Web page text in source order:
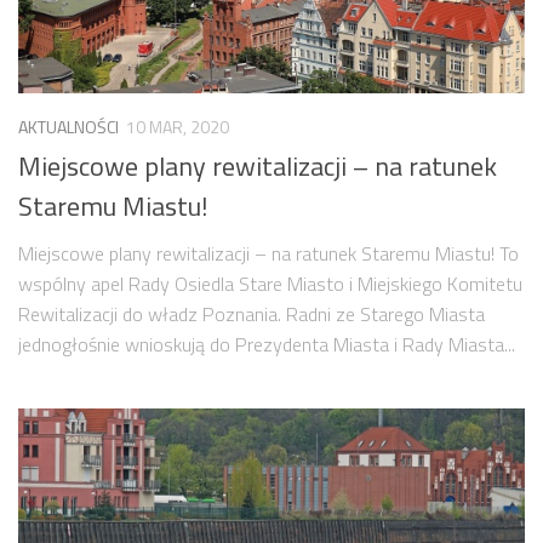
Budżet 2014
Budżet 2015
Budżet 2016
Projekty
Inicjatywy osiedlowe
Kodeks Dobrych Praktyk
Miejsca parkingowe
Patrol Rowerowy 2015
Problemy Szyperska – Piaskowa – Garbary
Nowy projekt organizacji ruchu – Szyperska – Piaskowa
Strefa Tempo 30
Strefa Tempo 30 – Opinia Rady Osiedla
AKTUALNOŚCI 10 MAR, 2020
Miejscowe plany rewitalizacji – na ratunek
Staremu Miastu!
Miejscowe plany rewitalizacji – na ratunek Staremu Miastu! To
wspólny apel Rady Osiedla Stare Miasto i Miejskiego Komitetu
Rewitalizacji do władz Poznania. Radni ze Starego Miasta
jednogłośnie wnioskują do Prezydenta Miasta i Rady Miasta...